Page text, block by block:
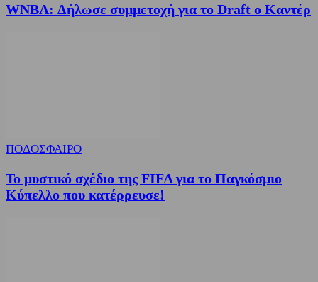
WNBA: Δήλωσε συμμετοχή για το Draft ο Καντέρ
ΠΟΔΟΣΦΑΙΡΟ
Το μυστικό σχέδιο της FIFA για το Παγκόσμιο
Κύπελλο που κατέρρευσε!